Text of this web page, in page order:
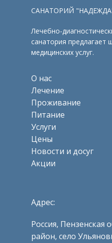
САНАТОРИЙ
Лечебно-
санатория предлагает
медицинских услуг.
О нас
Лечение
Проживание
Питание
Услуги
Цены
Новости и досуг
Акции
Адрес:
Россия, Пензенская
район, село